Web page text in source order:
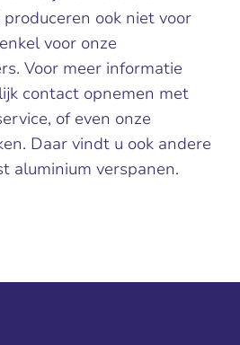
ook niet voor
voor onze
Voor meer informatie
contact opnemen met
of even onze
Daar vindt u ook andere
aluminium verspanen.